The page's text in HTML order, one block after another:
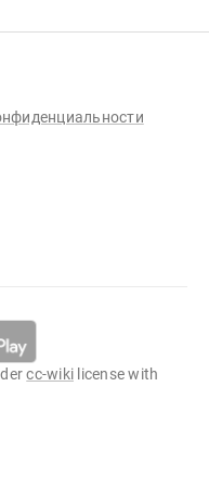
cc-wiki license with